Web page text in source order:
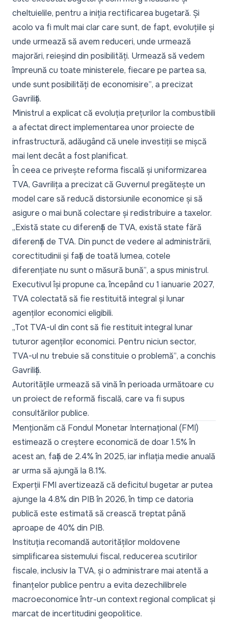
cheltuielile, pentru a iniția rectificarea bugetară. Și
acolo va fi mult mai clar care sunt, de fapt, evoluțiile și
unde urmează să avem reduceri, unde urmează
majorări, reieșind din posibilități. Urmează să vedem
împreună cu toate ministerele, fiecare pe partea sa,
unde sunt posibilități de economisire”, a precizat
Gavriliță.
Ministrul a explicat că evoluția prețurilor la combustibili
a afectat direct implementarea unor proiecte de
infrastructură, adăugând că unele investiții se mișcă
mai lent decât a fost planificat.
În ceea ce privește reforma fiscală și uniformizarea
TVA, Gavrilița a precizat că Guvernul pregătește un
model care să reducă distorsiunile economice și să
asigure o mai bună colectare și redistribuire a taxelor.
„Există state cu diferență de TVA, există state fără
diferență de TVA. Din punct de vedere al administrării,
corectitudinii și față de toată lumea, cotele
diferențiate nu sunt o măsură bună”, a spus ministrul.
Executivul își propune ca, începând cu 1 ianuarie 2027,
TVA colectată să fie restituită integral și lunar
agenților economici eligibili.
„Tot TVA-ul din cont să fie restituit integral lunar
tuturor agenților economici. Pentru niciun sector,
TVA-ul nu trebuie să constituie o problemă”, a conchis
Gavriliță.
Autoritățile urmează să vină în perioada următoare cu
un proiect de reformă fiscală, care va fi supus
consultărilor publice.
Menționăm că Fondul Monetar Internațional (FMI)
estimează o creștere economică de doar 1.5% în
acest an, față de 2.4% în 2025, iar inflația medie anuală
ar urma să ajungă la 8.1%.
Experții FMI avertizează că deficitul bugetar ar putea
ajunge la 4.8% din PIB în 2026, în timp ce datoria
publică este estimată să crească treptat până
aproape de 40% din PIB.
Instituția recomandă autorităților moldovene
simplificarea sistemului fiscal, reducerea scutirilor
fiscale, inclusiv la TVA, și o administrare mai atentă a
finanțelor publice pentru a evita dezechilibrele
macroeconomice într-un context regional complicat și
marcat de incertitudini geopolitice.